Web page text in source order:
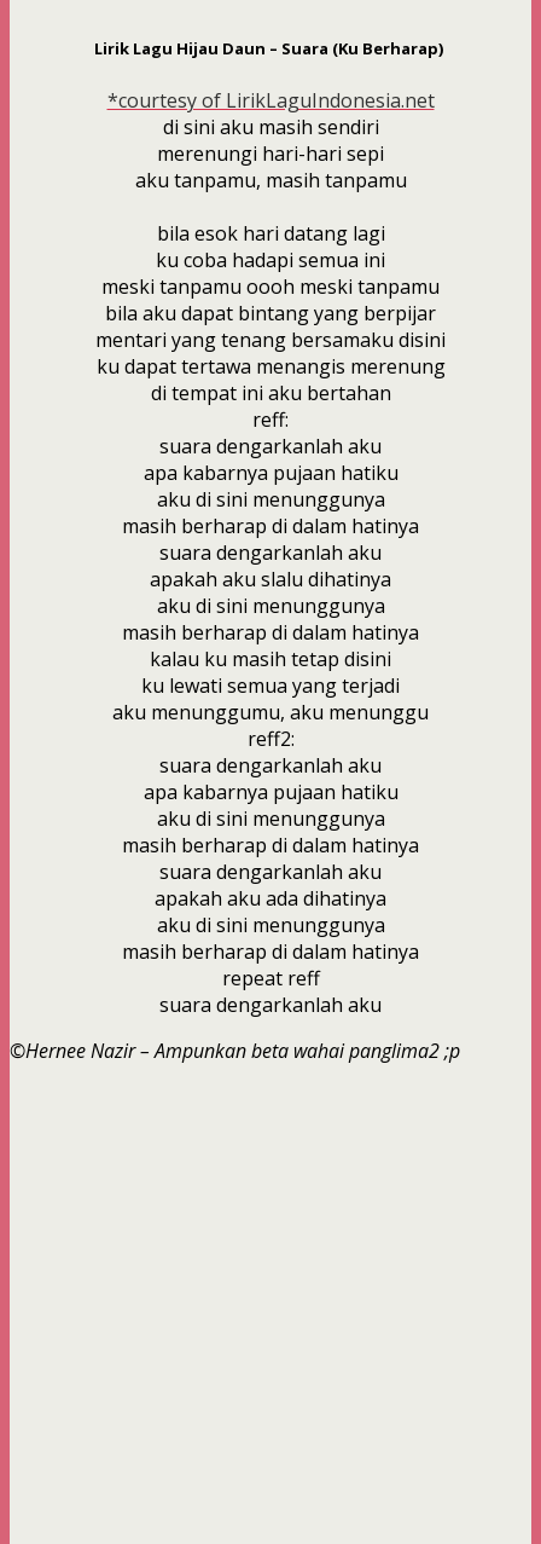
Lirik Lagu Hijau Daun – Suara (Ku Berharap)
*courtesy of LirikLaguIndonesia.net
di sini aku masih sendiri
merenungi hari-hari sepi
aku tanpamu, masih tanpamu
bila esok hari datang lagi
ku coba hadapi semua ini
meski tanpamu oooh meski tanpamu
bila aku dapat bintang yang berpijar
mentari yang tenang bersamaku disini
ku dapat tertawa menangis merenung
di tempat ini aku bertahan
reff:
suara dengarkanlah aku
apa kabarnya pujaan hatiku
aku di sini menunggunya
masih berharap di dalam hatinya
suara dengarkanlah aku
apakah aku slalu dihatinya
aku di sini menunggunya
masih berharap di dalam hatinya
kalau ku masih tetap disini
ku lewati semua yang terjadi
aku menunggumu, aku menunggu
reff2:
suara dengarkanlah aku
apa kabarnya pujaan hatiku
aku di sini menunggunya
masih berharap di dalam hatinya
suara dengarkanlah aku
apakah aku ada dihatinya
aku di sini menunggunya
masih berharap di dalam hatinya
repeat reff
suara dengarkanlah aku
©Hernee Nazir – Ampunkan beta wahai panglima2 ;p